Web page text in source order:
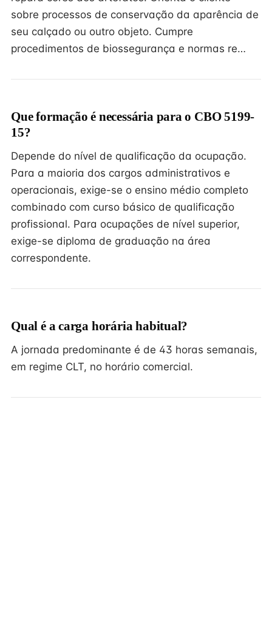
sobre processos de conservação da aparência de
seu calçado ou outro objeto. Cumpre
procedimentos de biossegurança e normas re…
Que formação é necessária para o CBO 5199-
15?
Depende do nível de qualificação da ocupação.
Para a maioria dos cargos administrativos e
operacionais, exige-se o ensino médio completo
combinado com curso básico de qualificação
profissional. Para ocupações de nível superior,
exige-se diploma de graduação na área
correspondente.
Qual é a carga horária habitual?
A jornada predominante é de 43 horas semanais,
em regime CLT, no horário comercial.